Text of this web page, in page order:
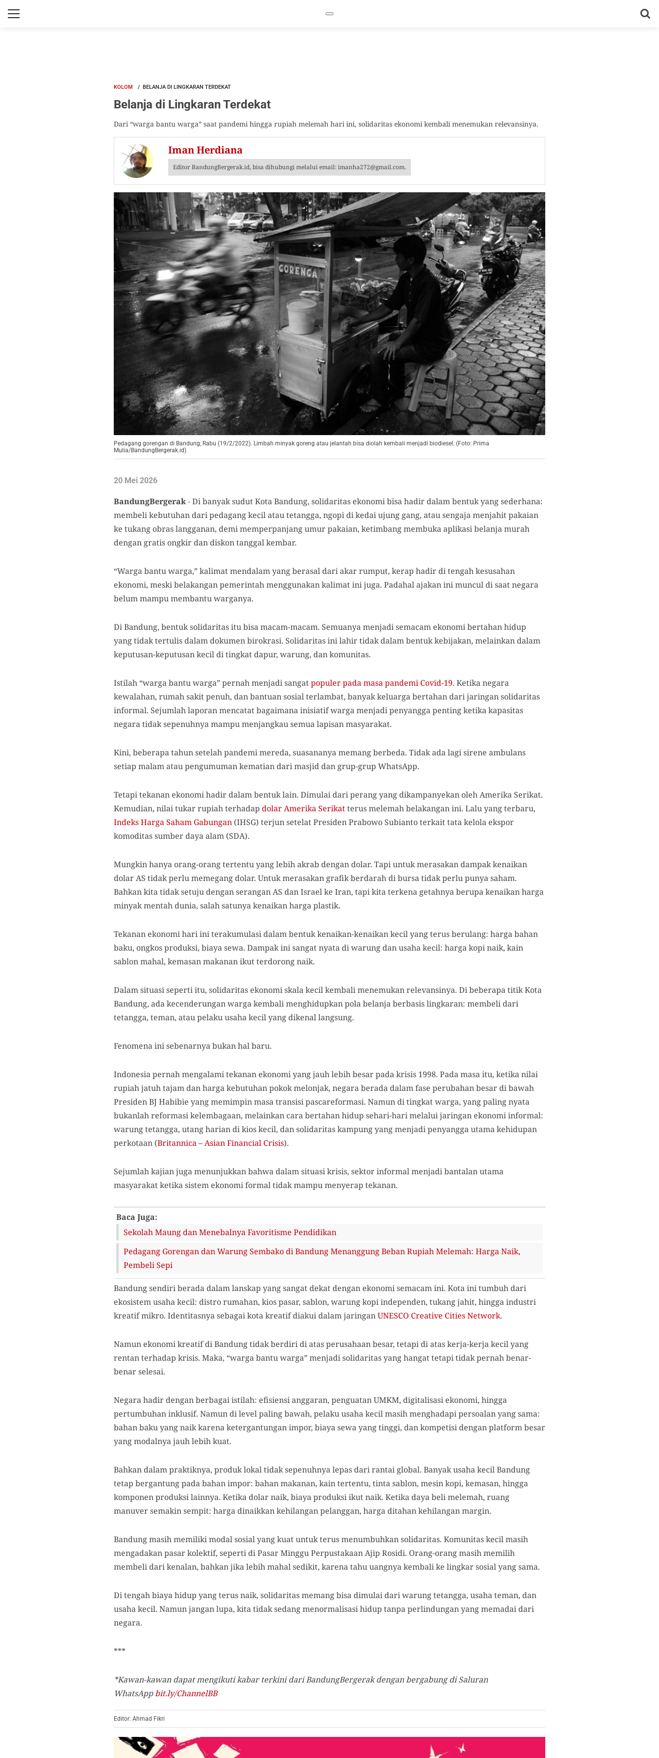
KOLOM BELANJA DI LINGKARAN TERDEKAT
Belanja di Lingkaran Terdekat
Dari “warga bantu warga” saat pandemi hingga rupiah melemah hari ini, solidaritas ekonomi kembali menemukan relevansinya.
Iman Herdiana
Editor BandungBergerak.id, bisa dihubungi melalui email:imanha272@gmail.com.
Pedagang gorengan di Bandung, Rabu (19/2/2022). Limbah minyak goreng atau jelantah bisa diolah kembali menjadi biodiesel. (Foto: Prima
Mulia/BandungBergerak.id)
20 Mei 2026
BandungBergerak-Di banyak sudut Kota Bandung, solidaritas ekonomi bisa hadir dalam bentuk yang sederhana:
membeli kebutuhan dari pedagang kecil atau tetangga, ngopi di kedai ujung gang, atau sengaja menjahit pakaian
ke tukang obras langganan, demi memperpanjang umur pakaian, ketimbang membuka aplikasi belanja murah
dengan gratis ongkir dan diskon tanggal kembar.
“Warga bantu warga,” kalimat mendalam yang berasal dari akar rumput, kerap hadir di tengah kesusahan
ekonomi, meski belakangan pemerintah menggunakan kalimat ini juga. Padahal ajakan ini muncul di saat negara
belum mampu membantu warganya.
Di Bandung, bentuk solidaritas itu bisa macam-macam. Semuanya menjadi semacam ekonomi bertahan hidup
yang tidak tertulis dalam dokumen birokrasi. Solidaritas ini lahir tidak dalam bentuk kebijakan, melainkan dalam
keputusan-keputusan kecil di tingkat dapur, warung, dan komunitas.
Istilah “warga bantu warga” pernah menjadi sangatpopuler pada masa pandemi Covid-19. Ketika negara
kewalahan, rumah sakit penuh, dan bantuan sosial terlambat, banyak keluarga bertahan dari jaringan solidaritas
informal. Sejumlah laporan mencatat bagaimana inisiatif warga menjadi penyangga penting ketika kapasitas
negara tidak sepenuhnya mampu menjangkau semua lapisan masyarakat.
Kini, beberapa tahun setelah pandemi mereda, suasananya memang berbeda. Tidak ada lagi sirene ambulans
setiap malam atau pengumuman kematian dari masjid dan grup-grup WhatsApp.
Tetapi tekanan ekonomi hadir dalam bentuk lain. Dimulai dari perang yang dikampanyekan oleh Amerika Serikat.
Kemudian, nilai tukar rupiah terhadap dolar Amerika Serikatterus melemah belakangan ini. Lalu yang terbaru,
Indeks Harga Saham Gabungan (IHSG) terjun setelat Presiden Prabowo Subianto terkait tata kelola ekspor
komoditas sumber daya alam (SDA).
Mungkin hanya orang-orang tertentu yang lebih akrab dengan dolar. Tapi untuk merasakan dampak kenaikan
dolar AS tidak perlu memegang dolar. Untuk merasakan grafik berdarah di bursa tidak perlu punya saham.
Bahkan kita tidak setuju dengan serangan AS dan Israel ke Iran, tapi kita terkena getahnya berupa kenaikan harga
minyak mentah dunia, salah satunya kenaikan harga plastik.
Tekanan ekonomi hari ini terakumulasi dalam bentuk kenaikan-kenaikan kecil yang terus berulang: harga bahan
baku, ongkos produksi, biaya sewa. Dampak ini sangat nyata di warung dan usaha kecil: harga kopi naik, kain
sablon mahal, kemasan makanan ikut terdorong naik.
Dalam situasi seperti itu, solidaritas ekonomi skala kecil kembali menemukan relevansinya. Di beberapa titik Kota
Bandung, ada kecenderungan warga kembali menghidupkan pola belanja berbasis lingkaran: membeli dari
tetangga, teman, atau pelaku usaha kecil yang dikenal langsung.
Fenomena ini sebenarnya bukan hal baru.
Indonesia pernah mengalami tekanan ekonomi yang jauh lebih besar pada krisis 1998. Pada masa itu, ketika nilai
rupiah jatuh tajam dan harga kebutuhan pokok melonjak, negara berada dalam fase perubahan besar di bawah
Presiden BJ Habibie yang memimpin masa transisi pascareformasi. Namun di tingkat warga, yang paling nyata
bukanlah reformasi kelembagaan, melainkan cara bertahan hidup sehari-hari melalui jaringan ekonomi informal:
warung tetangga, utang harian di kios kecil, dan solidaritas kampung yang menjadi penyangga utama kehidupan
perkotaan (Britannica – Asian Financial Crisis).
Sejumlah kajian juga menunjukkan bahwa dalam situasi krisis, sektor informal menjadi bantalan utama
masyarakat ketika sistem ekonomi formal tidak mampu menyerap tekanan.
Baca Juga:
Sekolah Maung dan Menebalnya Favoritisme Pendidikan
Pedagang Gorengan dan Warung Sembako di Bandung Menanggung Beban Rupiah Melemah: Harga Naik,
Pembeli Sepi
Bandung sendiri berada dalam lanskap yang sangat dekat dengan ekonomi semacam ini. Kota ini tumbuh dari
ekosistem usaha kecil: distro rumahan, kios pasar, sablon, warung kopi independen, tukang jahit, hingga industri
kreatif mikro. Identitasnya sebagai kota kreatif diakui dalam jaringanUNESCO Creative Cities Network.
Namun ekonomi kreatif di Bandung tidak berdiri di atas perusahaan besar, tetapi di atas kerja-kerja kecil yang
rentan terhadap krisis. Maka, “warga bantu warga” menjadi solidaritas yang hangat tetapi tidak pernah benar-
benar selesai.
Negara hadir dengan berbagai istilah: efisiensi anggaran, penguatan UMKM, digitalisasi ekonomi, hingga
pertumbuhan inklusif. Namun di level paling bawah, pelaku usaha kecil masih menghadapi persoalan yang sama:
bahan baku yang naik karena ketergantungan impor, biaya sewa yang tinggi, dan kompetisi dengan platform besar
yang modalnya jauh lebih kuat.
Bahkan dalam praktiknya, produk lokal tidak sepenuhnya lepas dari rantai global. Banyak usaha kecil Bandung
tetap bergantung pada bahan impor: bahan makanan, kain tertentu, tinta sablon, mesin kopi, kemasan, hingga
komponen produksi lainnya. Ketika dolar naik, biaya produksi ikut naik. Ketika daya beli melemah, ruang
manuver semakin sempit: harga dinaikkan kehilangan pelanggan, harga ditahan kehilangan margin.
Bandung masih memiliki modal sosial yang kuat untuk terus menumbuhkan solidaritas. Komunitas kecil masih
mengadakan pasar kolektif, seperti di Pasar Minggu Perpustakaan Ajip Rosidi. Orang-orang masih memilih
membeli dari kenalan, bahkan jika lebih mahal sedikit, karena tahu uangnya kembali ke lingkar sosial yang sama.
Di tengah biaya hidup yang terus naik, solidaritas memang bisa dimulai dari warung tetangga, usaha teman, dan
usaha kecil. Namun jangan lupa, kita tidak sedang menormalisasi hidup tanpa perlindungan yang memadai dari
negara.
***
*Kawan-kawan dapat mengikuti kabar terkini dari BandungBergerak dengan bergabung di Saluran
WhatsAppbit.ly/ChannelBB
Editor: Ahmad Fikri